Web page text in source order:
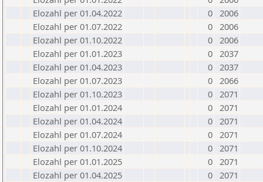
Elozahl per 01.04.2022
0 2006
Elozahl per 01.07.2022
0 2006
Elozahl per 01.10.2022
0 2006
Elozahl per 01.01.2023
0 2037
Elozahl per 01.04.2023
0 2037
Elozahl per 01.07.2023
0 2066
Elozahl per 01.10.2023
0 2071
Elozahl per 01.01.2024
0 2071
Elozahl per 01.04.2024
0 2071
Elozahl per 01.07.2024
0 2071
Elozahl per 01.10.2024
0 2071
Elozahl per 01.01.2025
0 2071
Elozahl per 01.04.2025
0 2071